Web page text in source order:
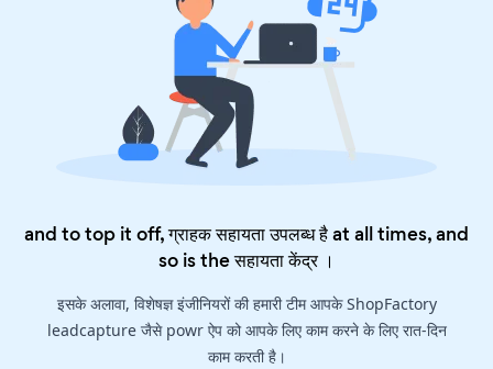
and to top it off, ग्राहक सहायता उपलब्ध है at all times, and
so is theसहायता केंद्र।
इसके अलावा, विशेषज्ञ इंजीनियरों की हमारी टीम आपके ShopFactory
leadcapture जैसे powr ऐप को आपके लिए काम करने के लिए रात-दिन
काम करती है।